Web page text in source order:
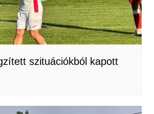
szituációkból kapott